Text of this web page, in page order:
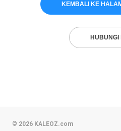
KEMBALI KE
HUBUNGI
© 2026 KALEOZ.com